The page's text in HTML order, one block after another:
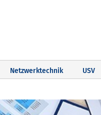
Netzwerktechnik USV